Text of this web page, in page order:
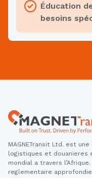
Éducation
besoins
MAGNETransit Ltd. est
logistiques et douanieres
mondial a travers
reglementaire